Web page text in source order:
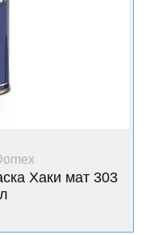
Хаки мат 303